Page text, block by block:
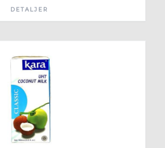
DETALJER